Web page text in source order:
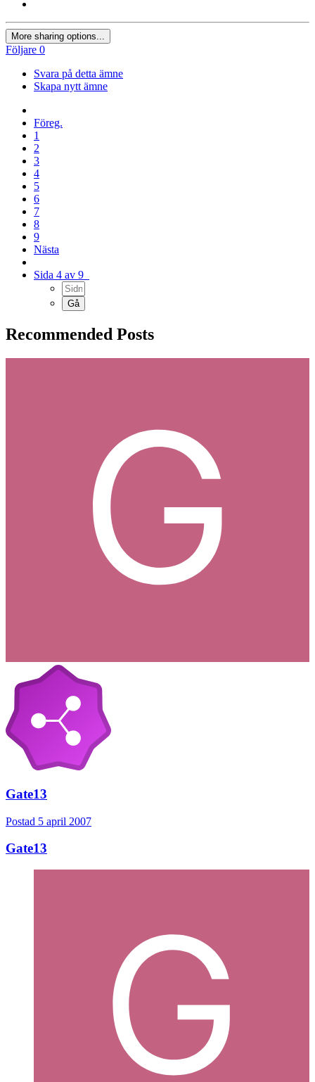
More sharing options...
Följare 0
Svara på detta ämne
Skapa nytt ämne
Föreg.
1
2
3
4
5
6
7
8
9
Nästa
Sida 4 av 9
Recommended Posts
Gate13
Postad 5 april 2007
Gate13